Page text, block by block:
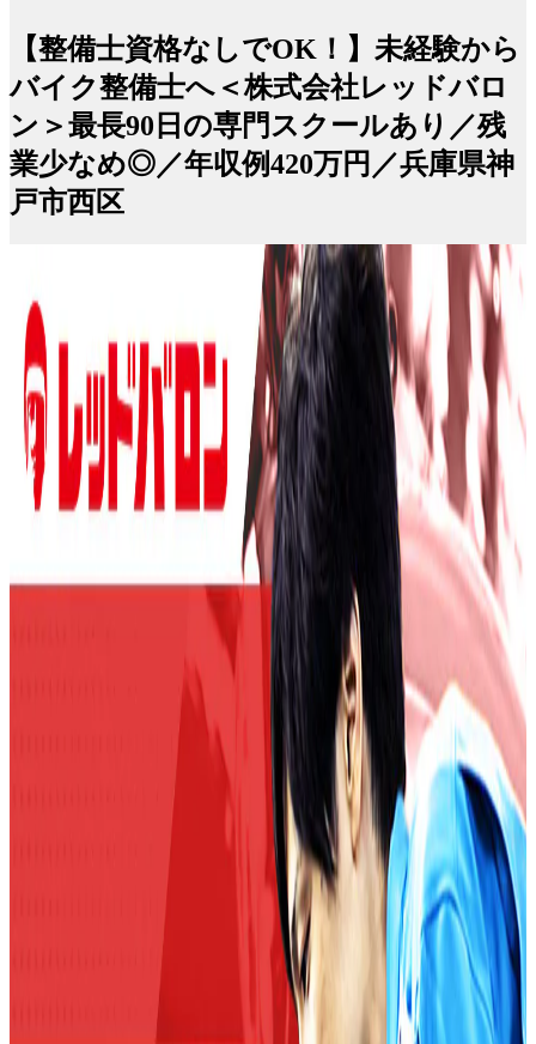
【整備士資格なしでOK！】未経験から
バイク整備士へ＜株式会社レッドバロ
ン＞最長90日の専門スクールあり／残
業少なめ◎／年収例420万円／兵庫県神
戸市西区